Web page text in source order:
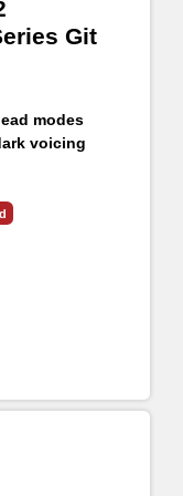
Git
modes
voicing
drivers - H1260